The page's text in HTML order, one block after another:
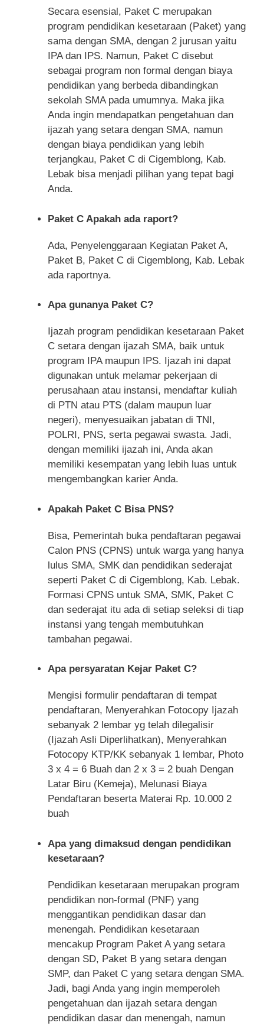
Secara esensial, Paket C merupakan
program pendidikan kesetaraan (Paket) yang
sama dengan SMA, dengan 2 jurusan yaitu
IPA dan IPS. Namun, Paket C disebut
sebagai program non formal dengan biaya
pendidikan yang berbeda dibandingkan
sekolah SMA pada umumnya. Maka jika
Anda ingin mendapatkan pengetahuan dan
ijazah yang setara dengan SMA, namun
dengan biaya pendidikan yang lebih
terjangkau, Paket C di Cigemblong, Kab.
Lebak bisa menjadi pilihan yang tepat bagi
Anda.
Paket C Apakah ada raport?
Ada, Penyelenggaraan Kegiatan Paket A,
Paket B, Paket C di Cigemblong, Kab. Lebak
ada raportnya.
Apa gunanya Paket C?
Ijazah program pendidikan kesetaraan Paket
C setara dengan ijazah SMA, baik untuk
program IPA maupun IPS. Ijazah ini dapat
digunakan untuk melamar pekerjaan di
perusahaan atau instansi, mendaftar kuliah
di PTN atau PTS (dalam maupun luar
negeri), menyesuaikan jabatan di TNI,
POLRI, PNS, serta pegawai swasta. Jadi,
dengan memiliki ijazah ini, Anda akan
memiliki kesempatan yang lebih luas untuk
mengembangkan karier Anda.
Apakah Paket C Bisa PNS?
Bisa, Pemerintah buka pendaftaran pegawai
Calon PNS (CPNS) untuk warga yang hanya
lulus SMA, SMK dan pendidikan sederajat
seperti Paket C di Cigemblong, Kab. Lebak.
Formasi CPNS untuk SMA, SMK, Paket C
dan sederajat itu ada di setiap seleksi di tiap
instansi yang tengah membutuhkan
tambahan pegawai.
Apa persyaratan Kejar Paket C?
Mengisi formulir pendaftaran di tempat
pendaftaran, Menyerahkan Fotocopy Ijazah
sebanyak 2 lembar yg telah dilegalisir
(Ijazah Asli Diperlihatkan), Menyerahkan
Fotocopy KTP/KK sebanyak 1 lembar, Photo
3 x 4 = 6 Buah dan 2 x 3 = 2 buah Dengan
Latar Biru (Kemeja), Melunasi Biaya
Pendaftaran beserta Materai Rp. 10.000 2
buah
Apa yang dimaksud dengan pendidikan
kesetaraan?
Pendidikan kesetaraan merupakan program
pendidikan non-formal (PNF) yang
menggantikan pendidikan dasar dan
menengah. Pendidikan kesetaraan
mencakup Program Paket A yang setara
dengan SD, Paket B yang setara dengan
SMP, dan Paket C yang setara dengan SMA.
Jadi, bagi Anda yang ingin memperoleh
pengetahuan dan ijazah setara dengan
pendidikan dasar dan menengah, namun